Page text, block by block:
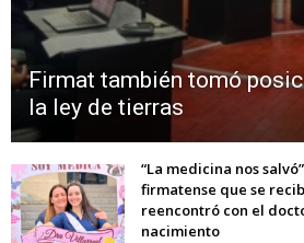
Firmat también tomó
la ley de tierras
“La medicina nos
firmatense que se
reencontró con el
nacimiento